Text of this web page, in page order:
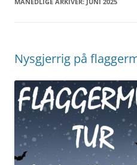
Nysgjerrig på